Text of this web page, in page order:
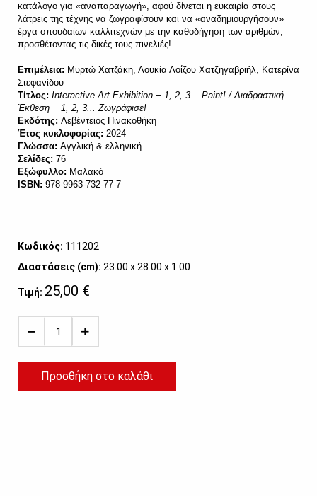
κατάλογο για «αναπαραγωγή», αφού δίνεται η ευκαιρία στους
λάτρεις της τέχνης να ζωγραφίσουν και να «αναδημιουργήσουν»
έργα σπουδαίων καλλιτεχνών με την καθοδήγηση των αριθμών,
προσθέτοντας τις δικές τους πινελιές!
Επιμέλεια: Μυρτώ Χατζάκη, Λουκία Λοΐζου Χατζηγαβριήλ, Κατερίνα
Στεφανίδου
Τίτλος: Interactive Art Exhibition − 1, 2, 3... Paint! / Διαδραστική
Έκθεση − 1, 2, 3...Ζωγράφισε!
Εκδότης: Λεβέντειος Πινακοθήκη
Έτος κυκλοφορίας: 2024
Γλώσσα: Αγγλική & ελληνική
Σελίδες: 76
Εξώφυλλο: Μαλακό
ISBN: 978-9963-732-77-7
Κωδικός: 111202
Διαστάσεις (cm): 23.00 x 28.00 x 1.00
Τιμή: 25,00 €
Προσθήκη στο καλάθι